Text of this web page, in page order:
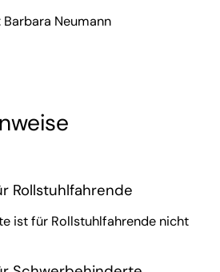
Neumann
Rollstuhlfahrende
ist für Rollstuhlfahrende nicht